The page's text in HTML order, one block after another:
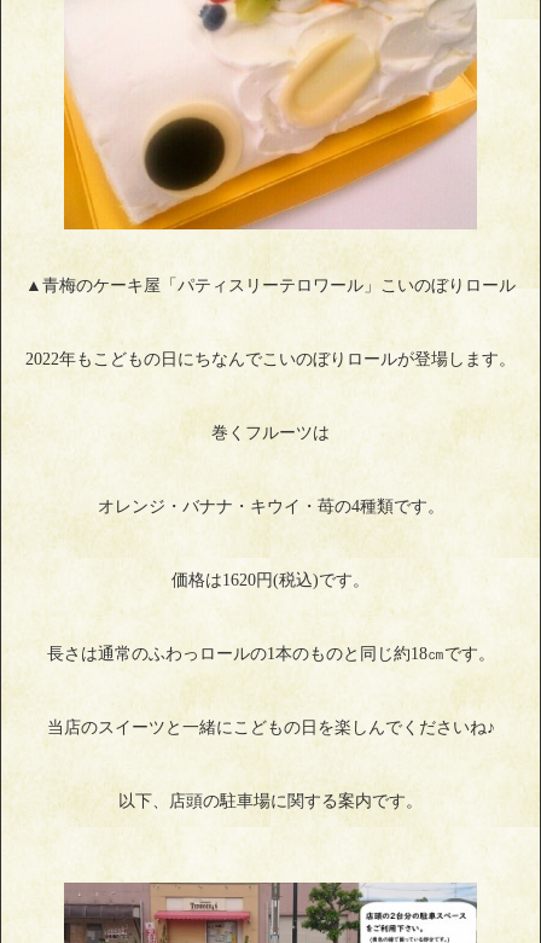
▲青梅のケーキ屋「パティスリーテロワール」こいのぼりロール
2022年もこどもの日にちなんでこいのぼりロールが登場します。
巻くフルーツは
オレンジ・バナナ・キウイ・苺の4種類です。
価格は1620円(税込)です。
長さは通常のふわっロールの1本のものと同じ約18㎝です。
当店のスイーツと一緒にこどもの日を楽しんでくださいね♪
以下、店頭の駐車場に関する案内です。